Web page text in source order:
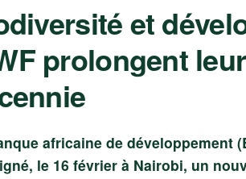
et
prolongent
africaine de développement
le 16 février à Nairobi, un